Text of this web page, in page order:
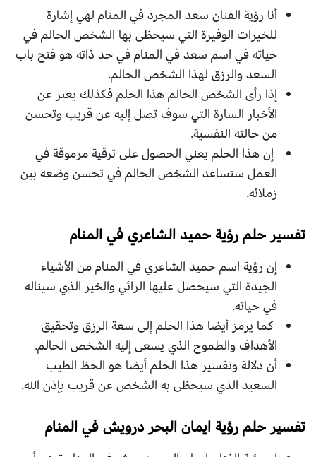
أنا رؤية الفنان سعد المجرد في المنام لهي إشارة
للخيرات الوفيرة التي سيحظى بها الشخص الحالم في
حياته في اسم سعد في المنام في حد ذاته هو فتح باب
السعد والرزق لهذا الشخص الحالم.
إذا رأى الشخص الحالم هذا الحلم فكذلك يعبر عن
الأخبار السارة التي سوف تصل إليه عن قريب وتحسن
من حالته النفسية.
إن هذا الحلم يعني الحصول على ترقية مرموقة في
العمل ستساعد الشخص الحالم في تحسن وضعه بين
زملائه.
تفسير حلم رؤية حميد الشاعري في المنام
إن رؤية اسم حميد الشاعري في المنام من الأشياء
الجيدة التي سيحصل عليها الرائي والخير الذي سيناله
في حياته.
كما يرمز أيضا هذا الحلم إلى سعة الرزق وتحقيق
الأهداف والطموح الذي يسعى إليه الشخص الحالم.
أن دلالة وتفسير هذا الحلم أيضا هو الحظ الطيب
السعيد الذي سيحظى به الشخص عن قريب بإذن الله.
تفسير حلم رؤية ايمان البحر درويش في المنام